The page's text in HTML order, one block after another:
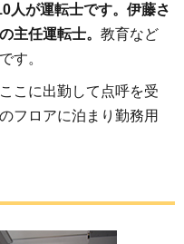
人が運転士です。伊藤さ
主任運転士。 教育など
す。
こに出勤して点呼を受
フロアに泊まり勤務用